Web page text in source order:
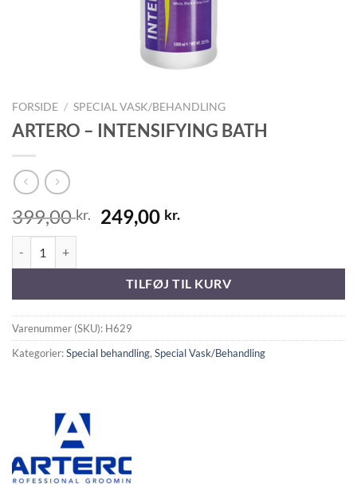
FORSIDE / SPECIAL VASK/BEHANDLING
ARTERO – INTENSIFYING BATH
399,00kr.
Original
price
399,00 kr..
249,00 kr.Current
249,00 kr..
TILFØJ TIL KURV
Varenummer (SKU): H629
Kategorier:Special behandling, Special Vask/Behandling